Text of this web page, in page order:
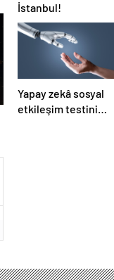
İstanbul!
Yapay zekâ sosyal
etkileşim testini